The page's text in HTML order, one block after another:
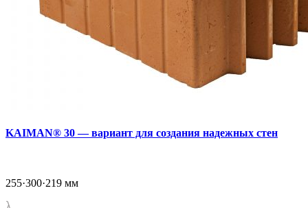
KAIMAN® 30 — вариант для создания надежных стен
255·300·219 мм